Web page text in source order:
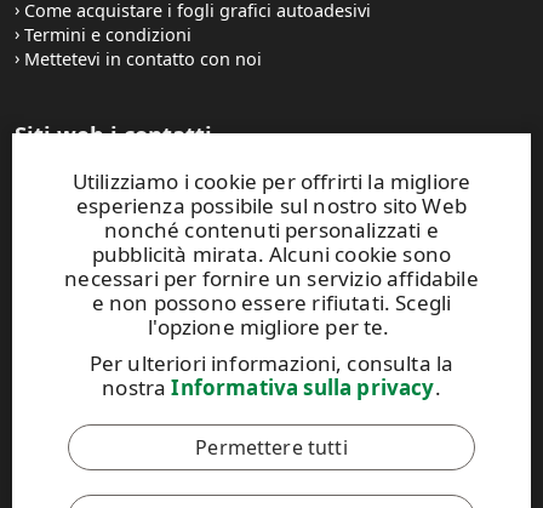
Utilizziamo i cookie per offrirti la migliore
esperienza possibile sul nostro sito Web
nonché contenuti personalizzati e
pubblicità mirata. Alcuni cookie sono
necessari per fornire un servizio affidabile
e non possono essere rifiutati. Scegli
l'opzione migliore per te.
Per ulteriori informazioni, consulta la
nostraInformativa sulla privacy.
Permettere tutti
Come acquistare i fogli grafici autoadesivi
Termini e condizioni
Mettetevi in contatto con noi
Siti web i contatti
UPM Raflatac Graphics Solutions
UPM Raflatac Office Products
UPM Raflatac Industrial Removables
Contatti
Questo sito Web è protetto da reCAPTCHA e si applicano
Informativa sulla privacy di Googlee iTermini di servizio di
Il Codice di Condotta di UPM